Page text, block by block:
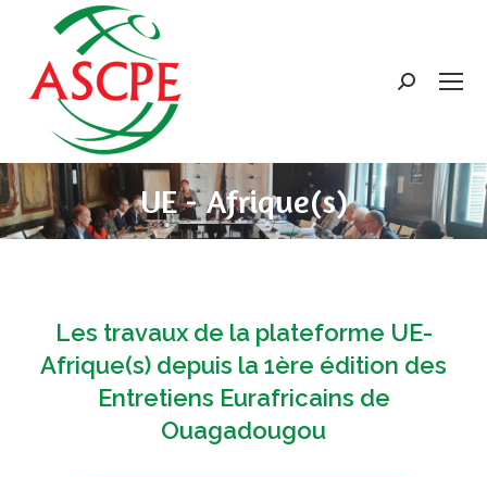
Search:
UE - Afrique(s)
Les travaux de la plateforme UE-
Afrique(s) depuis la 1ère édition des
Entretiens Eurafricains de
Ouagadougou